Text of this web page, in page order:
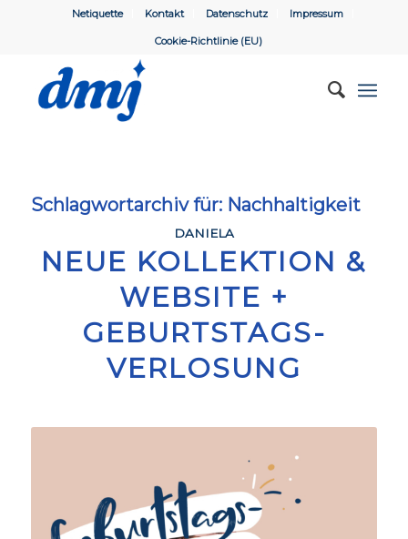
Netiquette Kontakt Datenschutz Impressum
Cookie-Richtlinie (EU)
Schlagwortarchiv für: Nachhaltigkeit
DANIELA
NEUE KOLLEKTION &
WEBSITE +
GEBURTSTAGS-
VERLOSUNG